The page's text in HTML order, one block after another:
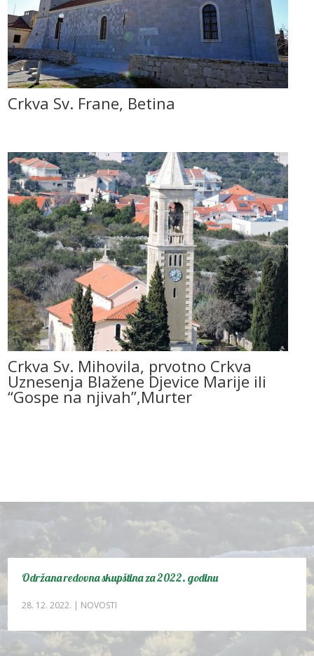
Crkva Sv. Frane, Betina
Crkva Sv. Mihovila, prvotno Crkva
Uznesenja Blažene Djevice Marije ili
“Gospe na njivah”,Murter
Održana redovna skupština za 2022. godinu
28. 12. 2022. | NOVOSTI